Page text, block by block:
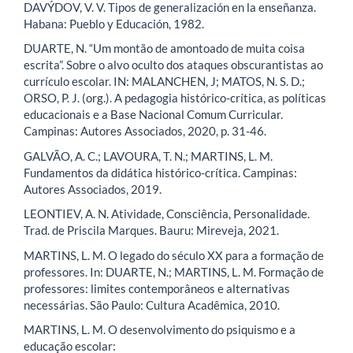
DAVÝDOV, V. V. Tipos de generalización en la enseñanza.
Habana: Pueblo y Educación, 1982.
DUARTE, N. “Um montão de amontoado de muita coisa
escrita”. Sobre o alvo oculto dos ataques obscurantistas ao
currículo escolar. IN: MALANCHEN, J; MATOS, N. S. D.;
ORSO, P. J. (org.). A pedagogia histórico-crítica, as políticas
educacionais e a Base Nacional Comum Curricular.
Campinas: Autores Associados, 2020, p. 31-46.
GALVÃO, A. C.; LAVOURA, T. N.; MARTINS, L. M.
Fundamentos da didática histórico-crítica. Campinas:
Autores Associados, 2019.
LEONTIEV, A. N. Atividade, Consciência, Personalidade.
Trad. de Priscila Marques. Bauru: Mireveja, 2021.
MARTINS, L. M. O legado do século XX para a formação de
professores. In: DUARTE, N.; MARTINS, L. M. Formação de
professores: limites contemporâneos e alternativas
necessárias. São Paulo: Cultura Acadêmica, 2010.
MARTINS, L. M. O desenvolvimento do psiquismo e a
educação escolar: